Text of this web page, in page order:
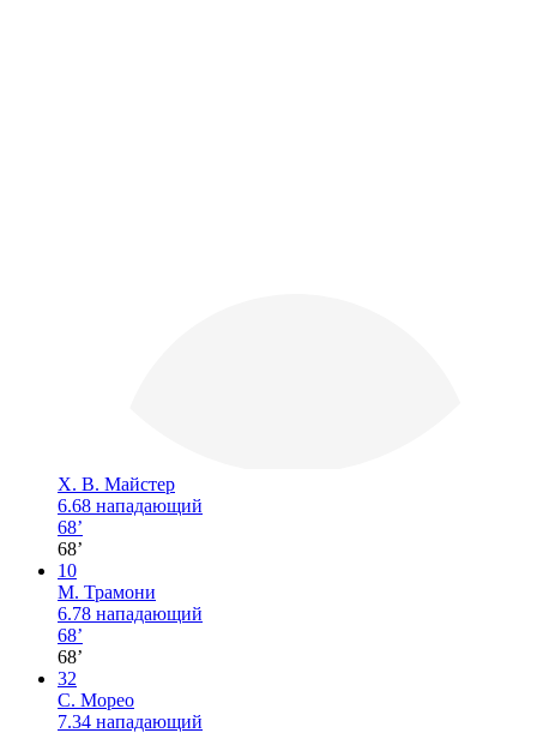
Х. В. Майстер
6.68 нападающий
68’
68’
10
М. Трамони
6.78 нападающий
68’
68’
32
С. Морео
7.34 нападающий